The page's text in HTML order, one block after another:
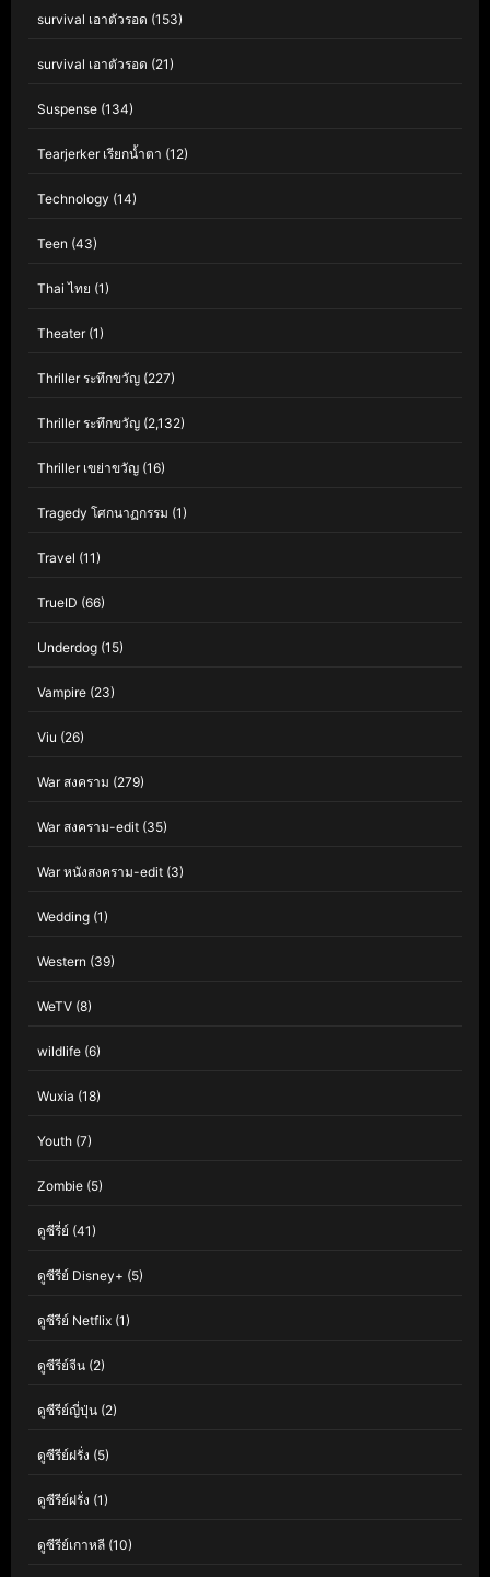
survival เอาตัวรอด (153)
survival เอาตัวรอด (21)
Suspense (134)
Tearjerker เรียกน้ำตา (12)
Technology (14)
Teen (43)
Thai ไทย (1)
Theater(1)
Thriller ระทึกขวัญ (227)
Thriller ระทึกขวัญ (2,132)
Thriller เขย่าขวัญ (16)
Tragedy โศกนาฏกรรม (1)
Travel (11)
TrueID (66)
Underdog (15)
Vampire (23)
Viu (26)
War สงคราม (279)
War สงคราม-edit (35)
War หนังสงคราม-edit (3)
Wedding (1)
Western (39)
WeTV (8)
wildlife (6)
Wuxia (18)
Youth (7)
Zombie (5)
ดูซีรี่ย์ (41)
ดูซีรีย์ Disney+ (5)
ดูซีรีย์ Netflix (1)
ดูซีรีย์จีน (2)
ดูซีรีย์ญี่ปุ่น (2)
ดูซีรีย์ฝรั่ง (5)
ดูซีรีย์ฝรั่ง (1)
ดูซีรีย์เกาหลี (10)